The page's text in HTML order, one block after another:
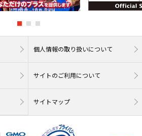
個人情報の取り扱いについて
サイトのご利用について
サイトマップ